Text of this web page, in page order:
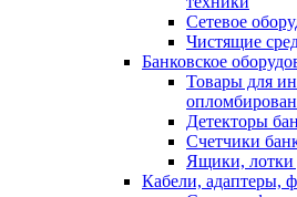
Сетевое
Чистящие
Банковское
Товары для
Детекторы
Счетчики
Ящики, лотки
Кабели, адаптеры,